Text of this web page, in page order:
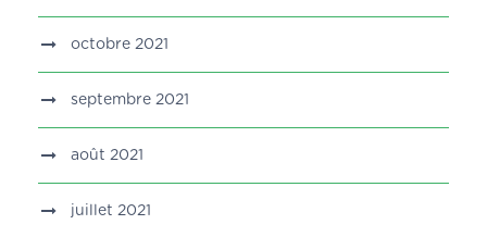
octobre 2021
septembre 2021
août 2021
juillet 2021